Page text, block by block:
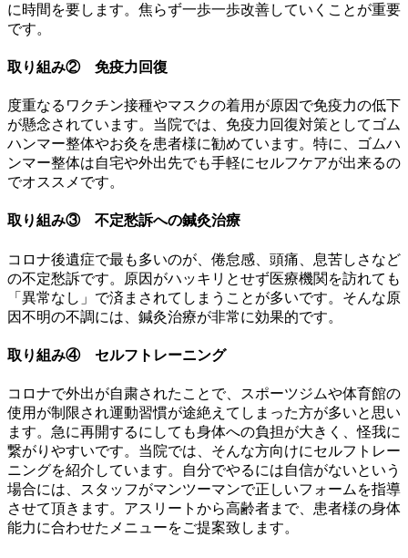
に時間を要します。焦らず一歩一歩改善していくことが重要
です。
取り組み② 免疫力回復
度重なるワクチン接種やマスクの着用が原因で免疫力の低下
が懸念されています。当院では、免疫力回復対策としてゴム
ハンマー整体やお灸を患者様に勧めています。特に、ゴムハ
ンマー整体は自宅や外出先でも手軽にセルフケアが出来るの
でオススメです。
取り組み③ 不定愁訴への鍼灸治療
コロナ後遺症で最も多いのが、倦怠感、頭痛、息苦しさなど
の不定愁訴です。原因がハッキリとせず医療機関を訪れても
「異常なし」で済まされてしまうことが多いです。そんな原
因不明の不調には、鍼灸治療が非常に効果的です。
取り組み④ セルフトレーニング
コロナで外出が自粛されたことで、スポーツジムや体育館の
使用が制限され運動習慣が途絶えてしまった方が多いと思い
ます。急に再開するにしても身体への負担が大きく、怪我に
繋がりやすいです。当院では、そんな方向けにセルフトレー
ニングを紹介しています。自分でやるには自信がないという
場合には、スタッフがマンツーマンで正しいフォームを指導
させて頂きます。アスリートから高齢者まで、患者様の身体
能力に合わせたメニューをご提案致します。